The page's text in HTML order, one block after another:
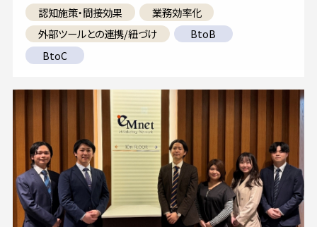
認知施策・間接効果
業務効率化
外部ツールとの連携/紐づけ
BtoB
BtoC